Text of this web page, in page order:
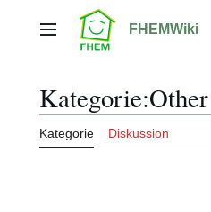
springenHauptmenü FHEMWiki
Kategorie:
Kategorie Diskussion